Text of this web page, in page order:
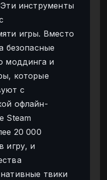
инструменты
игры. Вместо
безопасные
моддинга и
которые
с
офлайн-
Steam
20 000
игру, и
твики